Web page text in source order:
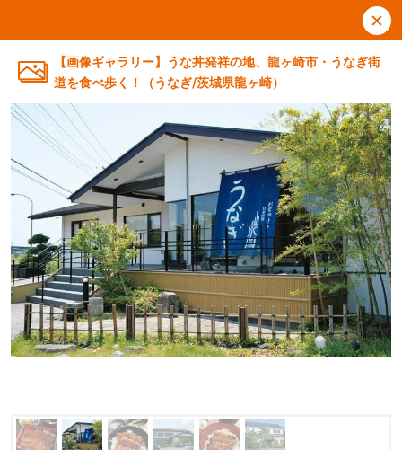
【画像ギャラリー】うな丼発祥の地、龍ヶ崎市・うなぎ街
道を食べ歩く！（うなぎ/茨城県龍ヶ崎）